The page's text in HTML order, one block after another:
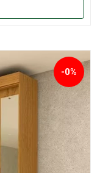
-0%